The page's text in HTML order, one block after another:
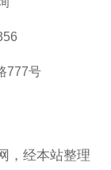
777号
，经本站整理